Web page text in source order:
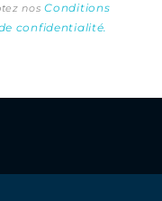
nosConditions
confidentialité.